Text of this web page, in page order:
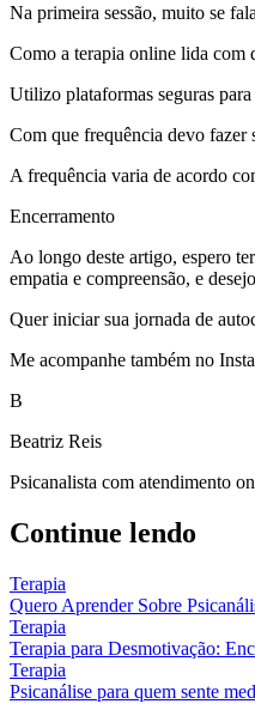
Na primeira sessão, muito se
Como a terapia online lida com
Utilizo plataformas seguras
Com que frequência devo fazer
A frequência varia de acordo
Encerramento
Ao longo deste artigo, espero
empatia e compreensão, e
Quer iniciar sua jornada de
Me acompanhe também no
B
Beatriz Reis
Psicanalista com atendimento
Continue lendo
Terapia
Quero Aprender Sobre
Terapia
Terapia para Desmotivação:
Terapia
Psicanálise para quem sente